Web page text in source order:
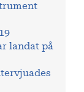
landat på